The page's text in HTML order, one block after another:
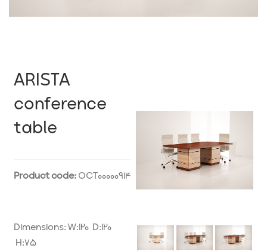
ARISTA
conference
table
Product code:OCT00000914
Dimensions: W:120 D:120
H:75